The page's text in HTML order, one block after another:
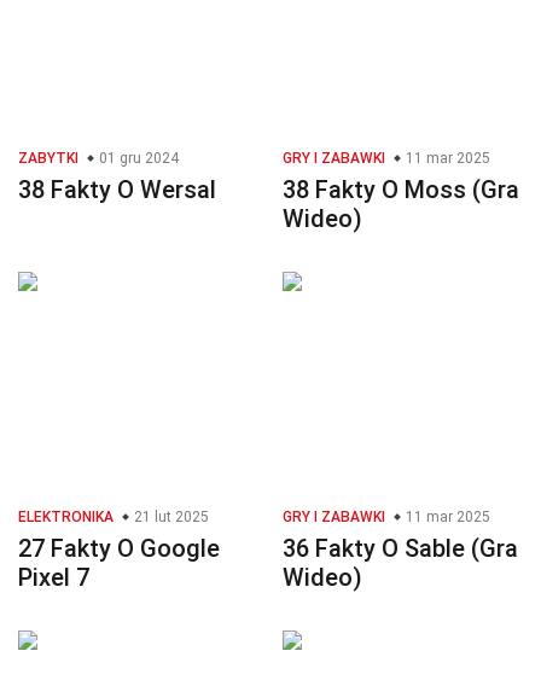
ZABYTKI 01 gru 2024
38 Fakty O Wersal
GRY I ZABAWKI 11 mar 2025
38 Fakty O Moss (Gra
Wideo)
ELEKTRONIKA 21 lut 2025
27 Fakty O Google
Pixel 7
GRY I ZABAWKI 11 mar 2025
36 Fakty O Sable (Gra
Wideo)